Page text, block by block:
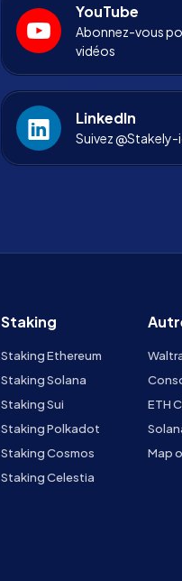
YouTube
Abonnez-vous
vidéos
LinkedIn
Suivez @Stakely-
Staking
Staking Ethereum
Staking Solana
Staking Sui
Staking Polkadot
Staking Cosmos
Staking Celestia
ETH
Map